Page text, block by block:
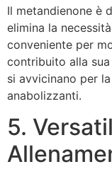
Il metandienone è
elimina la
conveniente per
contribuito alla
si avvicinano per
anabolizzanti.
5.